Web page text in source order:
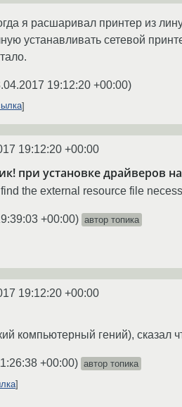
я расшаривал принтер из
устанавливать сетевой
19:12:20 +00:00)
19:12:20 +00:00
при установке драйверов
the external resource file
+00:00) автор топика
19:12:20 +00:00
компьютерный гений), сказал
+00:00) автор топика